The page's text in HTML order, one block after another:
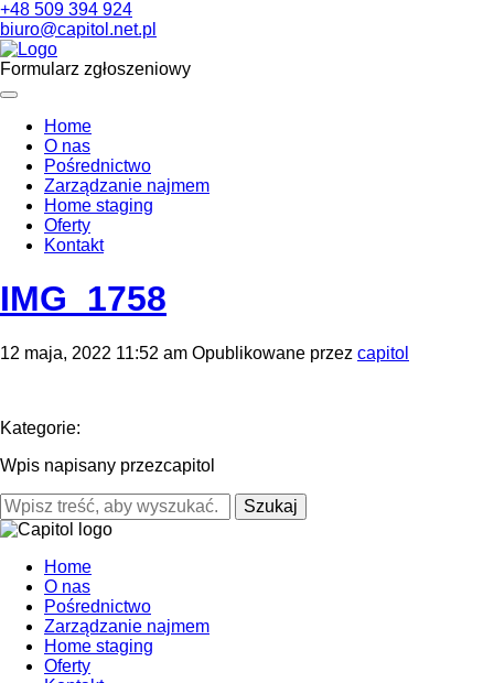
+48 509 394 924
biuro@capitol.net.pl
Formularz zgłoszeniowy
Home
O nas
Pośrednictwo
Zarządzanie najmem
Home staging
Oferty
Kontakt
IMG_1758
12 maja, 2022 11:52 am Opublikowane przez capitol
Kategorie:
Wpis napisany przezcapitol
Szukaj
Home
O nas
Pośrednictwo
Zarządzanie najmem
Home staging
Oferty